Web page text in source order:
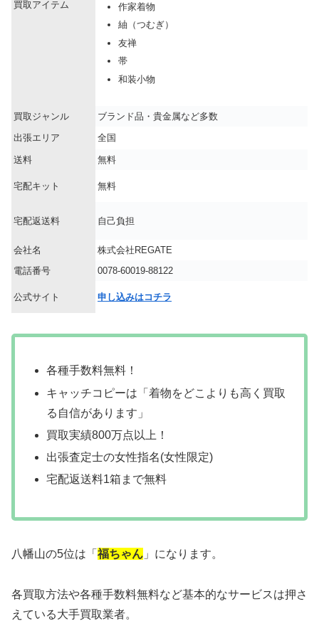
買取アイテム
作家着物
紬（つむぎ）
友禅
帯
和装小物
買取ジャンル
ブランド品・貴金属など多数
出張エリア
全国
送料 無料
宅配キット 無料
宅配返送料 自己負担
会社名
株式会社REGATE
電話番号
0078-60019-88122
公式サイト 申し込みはコチラ
各種手数料無料！
キャッチコピーは「着物をどこよりも高く買取
る自信があります」
買取実績800万点以上！
出張査定士の女性指名(女性限定)
宅配返送料1箱まで無料
八幡山の5位は「 福ちゃん 」になります。
各買取方法や各種手数料無料など基本的なサービスは押さ
えている大手買取業者。